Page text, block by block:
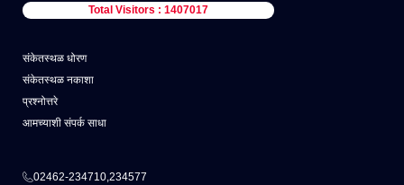
Total Visitors : 1407017
संकेतस्थळ धोरण
संकेतस्थळ नकाशा
प्रश्नोत्तरे
आमच्याशी संपर्क साधा
02462-234710,234577